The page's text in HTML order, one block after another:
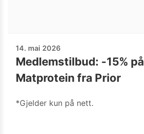
14. mai 2026
Medlemstilbud: -15% på
Matprotein fra Prior
*Gjelder kun på nett.